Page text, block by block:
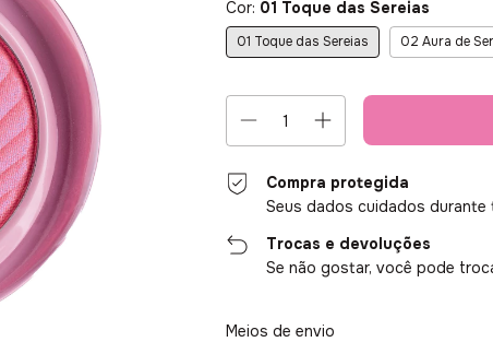
Cor: 01 Toque das Sereias
01 Toque das Sereias 02 Aura de
Compra protegida
Seus dados cuidados durante
Trocas e devoluções
Se não gostar, você pode
Entregas para o CEP:
Meios de envio